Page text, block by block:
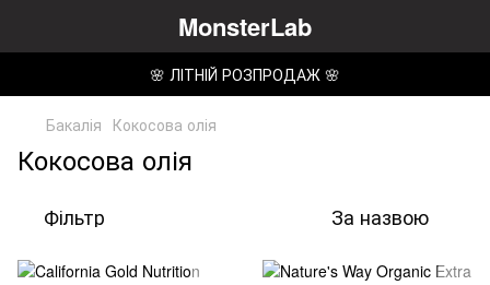
MonsterLab
🌸 ЛІТНІЙ РОЗПРОДАЖ 🌸
Бакалія Кокосова олія
Кокосова олія
Фільтр За назвою